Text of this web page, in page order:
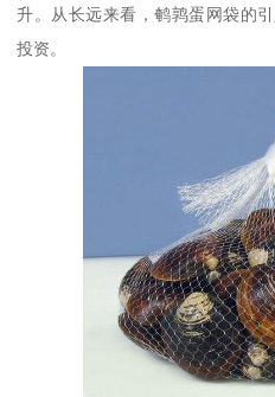
升。从长远来看，鹌鹑蛋网袋的
投资。